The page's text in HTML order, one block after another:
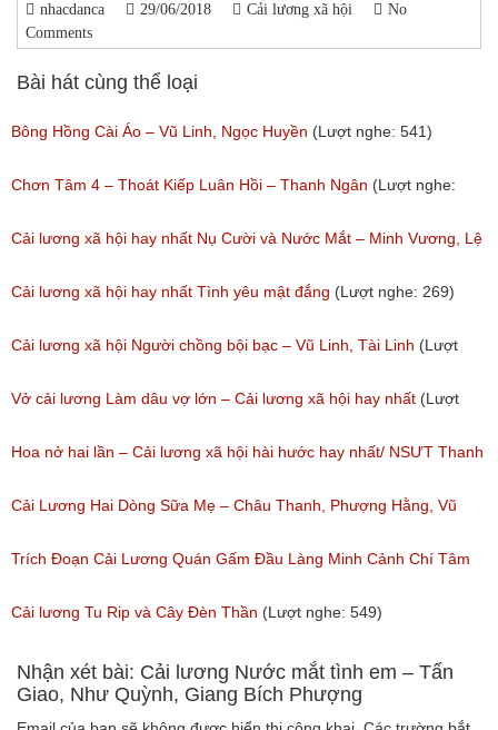
nhacdanca 29/06/2018 Cải lương xã hội
No
Comments
Bài hát cùng thể loại
Bông Hồng Cài Áo – Vũ Linh, Ngọc Huyền (Lượt nghe: 541)
Chơn Tâm 4 – Thoát Kiếp Luân Hồi – Thanh Ngân (Lượt nghe:
267)
Cải lương xã hội hay nhất Nụ Cười và Nước Mắt – Minh Vương, Lệ
Thủy
(Lượt nghe: 776)
Cải lương xã hội hay nhất Tình yêu mật đắng (Lượt nghe: 269)
Cải lương xã hội Người chồng bội bạc – Vũ Linh, Tài Linh (Lượt
nghe: 473)
Vở cải lương Làm dâu vợ lớn – Cải lương xã hội hay nhất (Lượt
nghe: 383)
Hoa nở hai lần – Cải lương xã hội hài hước hay nhất/ NSƯT Thanh
Ngân, NSƯT Vũ Linh
(Lượt nghe: 191)
Cải Lương Hai Dòng Sữa Mẹ – Châu Thanh, Phượng Hằng, Vũ
Minh Vương, Linh Vương, Phương Hồng Thủy
(Lượt nghe: 609)
Trích Đoạn Cải Lương Quán Gấm Đầu Làng Minh Cảnh Chí Tâm
(Lượt nghe: 285)
Cải lương Tu Rip và Cây Đèn Thần (Lượt nghe: 549)
Nhận xét bài: Cải lương Nước mắt tình em – Tấn
Giao, Như Quỳnh, Giang Bích Phượng